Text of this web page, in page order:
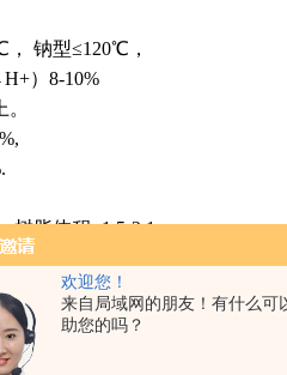
欢迎您！
来自局域网的朋友！有什么可
助您的吗？
钠型≤120℃，
）8-10%
脂体积=1.5-2:1.
积=2-3:1.